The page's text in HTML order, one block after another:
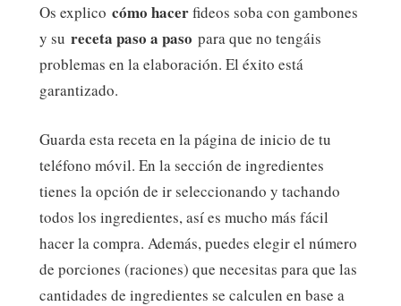
Os explico cómo hacerfideos soba con gambones
y su receta paso a paso para que no tengáis
problemas en la elaboración. El éxito está
garantizado.
Guarda esta receta en la página de inicio de tu
teléfono móvil. En la sección de ingredientes
tienes la opción de ir seleccionando y tachando
todos los ingredientes, así es mucho más fácil
hacer la compra. Además, puedes elegir el número
de porciones (raciones) que necesitas para que las
cantidades de ingredientes se calculen en base a